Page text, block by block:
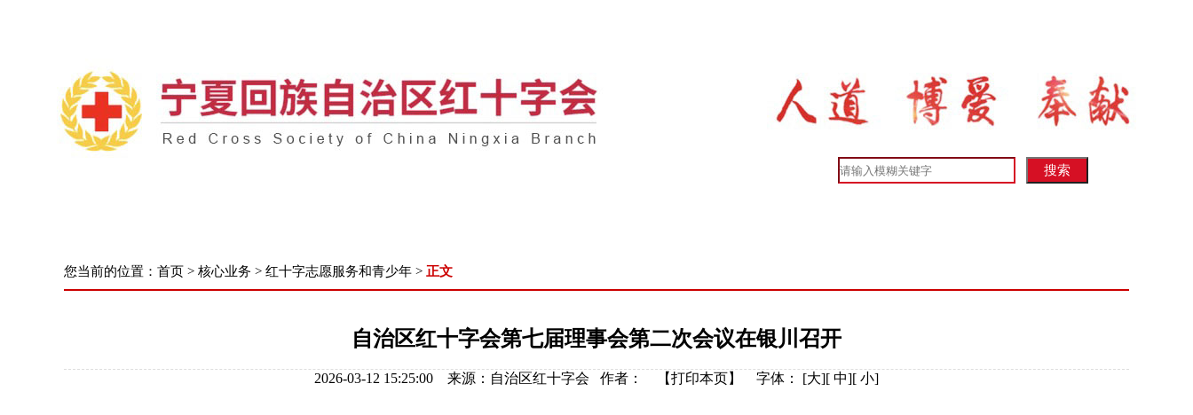
您当前的位置： 首页 > 核心业务 > 红十字志愿服务和青少年 > 正文
自治区红十字会第七届理事会第二次会议在银川召开
2026-03-12 15:25:00 来源：自治区红十字会 作者： 【打印本页】 字体： [大][ 中][ 小]